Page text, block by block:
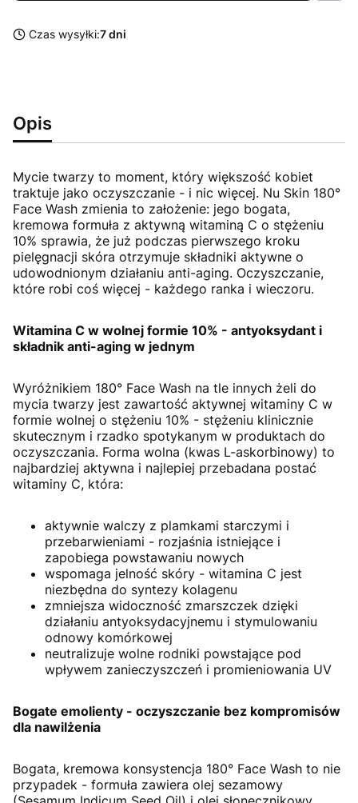
Czas wysyłki:7 dni
Opis
Mycie twarzy to moment, który większość kobiet
traktuje jako oczyszczanie - i nic więcej. Nu Skin 180°
Face Wash zmienia to założenie: jego bogata,
kremowa formuła z aktywną witaminą C o stężeniu
10% sprawia, że już podczas pierwszego kroku
pielęgnacji skóra otrzymuje składniki aktywne o
udowodnionym działaniu anti-aging. Oczyszczanie,
które robi coś więcej - każdego ranka i wieczoru.
Witamina C w wolnej formie 10% - antyoksydant i
składnik anti-aging w jednym
Wyróżnikiem 180° Face Wash na tle innych żeli do
mycia twarzy jest zawartość aktywnej witaminy C w
formie wolnej o stężeniu 10% - stężeniu klinicznie
skutecznym i rzadko spotykanym w produktach do
oczyszczania. Forma wolna (kwas L-askorbinowy) to
najbardziej aktywna i najlepiej przebadana postać
witaminy C, która:
aktywnie walczy z plamkami starczymi i
przebarwieniami - rozjaśnia istniejące i
zapobiega powstawaniu nowych
wspomaga jelność skóry - witamina C jest
niezbędna do syntezy kolagenu
zmniejsza widoczność zmarszczek dzięki
działaniu antyoksydacyjnemu i stymulowaniu
odnowy komórkowej
neutralizuje wolne rodniki powstające pod
wpływem zanieczyszczeń i promieniowania UV
Bogate emolienty - oczyszczanie bez kompromisów
dla nawilżenia
Bogata, kremowa konsystencja 180° Face Wash to nie
przypadek - formuła zawiera olej sezamowy